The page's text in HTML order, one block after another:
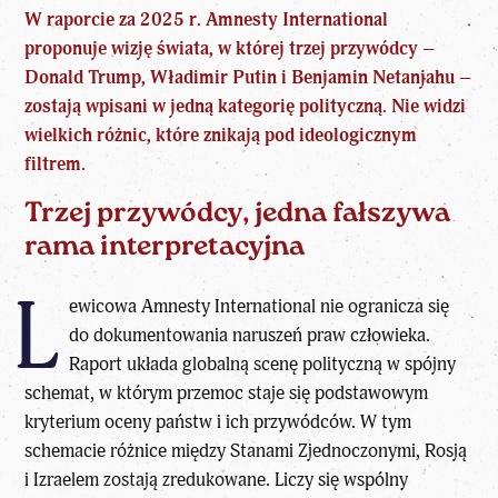
W raporcie za 2025 r. Amnesty International
proponuje wizję świata, w której trzej przywódcy –
Donald Trump, Władimir Putin i Benjamin Netanjahu –
zostają wpisani w jedną kategorię polityczną. Nie widzi
wielkich różnic, które znikają pod ideologicznym
filtrem.
Trzej przywódcy, jedna fałszywa
rama interpretacyjna
L ewicowa Amnesty International nie ogranicza się
do dokumentowania naruszeń praw człowieka.
Raport układa globalną scenę polityczną w spójny
schemat, w którym przemoc staje się podstawowym
kryterium oceny państw i ich przywódców. W tym
schemacie różnice między Stanami Zjednoczonymi, Rosją
i Izraelem zostają zredukowane. Liczy się wspólny